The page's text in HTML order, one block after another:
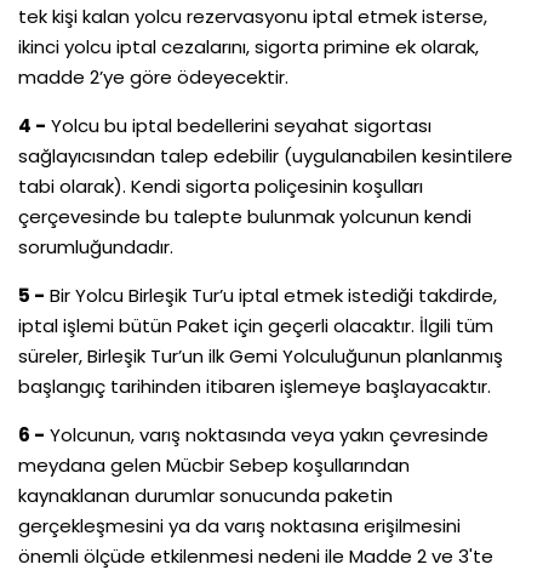
tek kişi kalan yolcu rezervasyonu iptal etmek isterse,
ikinci yolcu iptal cezalarını, sigorta primine ek olarak,
madde 2’ye göre ödeyecektir.
4 - Yolcu bu iptal bedellerini seyahat sigortası
sağlayıcısından talep edebilir (uygulanabilen kesintilere
tabi olarak). Kendi sigorta poliçesinin koşulları
çerçevesinde bu talepte bulunmak yolcunun kendi
sorumluğundadır.
5 - Bir Yolcu Birleşik Tur’u iptal etmek istediği takdirde,
iptal işlemi bütün Paket için geçerli olacaktır. İlgili tüm
süreler, Birleşik Tur’un ilk Gemi Yolculuğunun planlanmış
başlangıç tarihinden itibaren işlemeye başlayacaktır.
6 - Yolcunun, varış noktasında veya yakın çevresinde
meydana gelen Mücbir Sebep koşullarından
kaynaklanan durumlar sonucunda paketin
gerçekleşmesini ya da varış noktasına erişilmesini
önemli ölçüde etkilenmesi nedeni ile Madde 2 ve 3'te